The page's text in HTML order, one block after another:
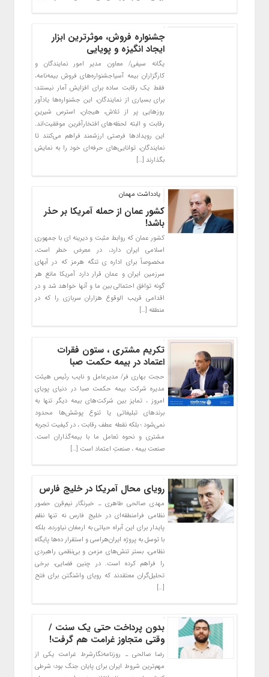
جشنواره فروش، موثرترین ابزار
ایجاد انگیزه و پویایی
یگانه سیفی/ معاون مدیر امور نمایندگان و
کارگزاران بیمه آسیاجشنواره‌های فروش بیمه‌نامه،
فقط یک رقابت ساده برای افزایش آمار نیستند؛
برای بسیاری از نمایندگان، این جشنواره‌ها یادآور
روزهایی پر از تلاش، هیجان، استرس شیرینِ
رقابت و البته لحظه‌های افتخارآفرین موفقیت‌اند.
این رویدادها فرصتی ارزشمند فراهم می‌کنند تا
نمایندگان، توانایی‌های حرفه‌ای خود را به نمایش
بگذارند […]
یادداشت مهمان
کشور عمان از حمله آمریکا بر حذر
باشد!
کشور عمان که روابط مثبت و دیرینه ای با جمهوری
اسلامی ایران دارد، در معرض خطر است،
مخصوصاً برای اداره ی تنگه هرمز که در آبهای
سرزمین ایران و عمان قرار دارد آمریکا مانع هر
گونه توافق احتمالی بین ما و آنها خواهد شد و در
اقدامی قریب الوقوع هزاران سربازی را که در
منطقه […]
تکریم مشتری ، ستون فقرات
اعتماد در بیمه حکمت صبا
حجت بهاری فر/ مدیرعامل و نایب رئیس هیئت
مدیره شرکت بیمه حکمت صبا در دنیای پویای
امروز ، تمایز بین شرکت‌های بیمه دیگر تنها به
برندهای تبلیغاتی یا تنوع پوشش‌ها محدود
نمی‌شود ؛ بلکه نقطه عطف رقابت ، در کیفیت تجربه
مشتری و نحوه تعامل ما با بیمه‌گذاران است.
صنعت بیمه ، صنعتِ اعتماد است […]
رویای محال آمریکا در خلیج فارس
مهدی صالحی طاهری ـ خبرنگار نیم‌قرن حضور
نظامی فرامنطقه‌ای در خلیج فارس نه تنها نظم
پایدار برای این آبراه حیاتی به ارمغان نیاورده، بلکه
با توسل به پروژه ایران‌هراسی و استقرار ده‌ها پایگاه
نظامی، بستر تنش‌های مزمن و بی‌نظمی راهبردی
را فراهم کرده است. در چنین فضایی، برخی
تحلیل‌گران معتقدند که رویای واشنگتن برای فتح
[…]
بدون پرداخت حتی یک سنت /
وقتی متجاوز غرامت هم گرفت!
رضا صالحی ـ روزنامه‌نگارشرط غرامت یکی از
مهم‌ترین شروط ایران برای پایان جنگ بود؛ شرطی